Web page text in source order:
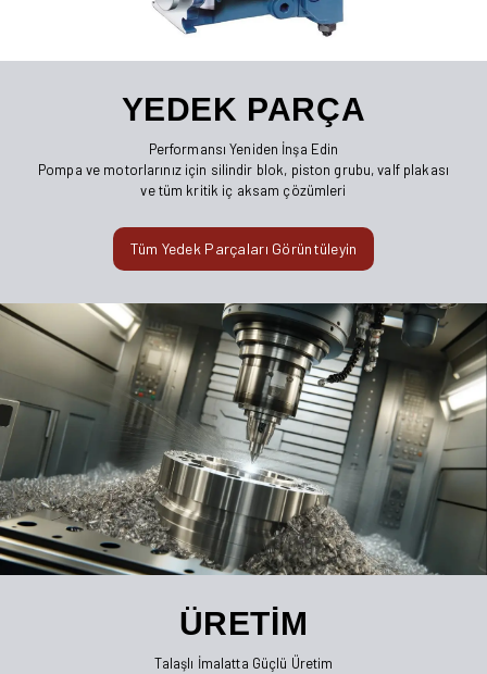
YEDEK PARÇA
Performansı Yeniden İnşa Edin
Pompa ve motorlarınız için silindir blok, piston grubu, valf plakası
ve tüm kritik iç aksam çözümleri
Tüm Yedek Parçaları Görüntüleyin
ÜRETİM
Talaşlı İmalatta Güçlü Üretim